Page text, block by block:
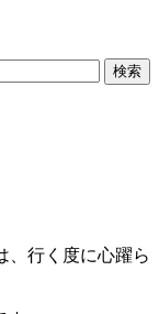
、行く度に心躍ら